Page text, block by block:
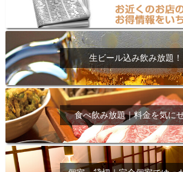
生ビール込み飲み放題！
食べ飲み放題｜料金を気に